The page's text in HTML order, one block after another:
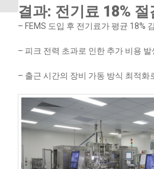
결과: 전기료 18% 절
– FEMS 도입 후 전기료가 평균 18%
– 피크 전력 초과로 인한 추가 비용 발
– 출근 시간의 장비 가동 방식 최적화